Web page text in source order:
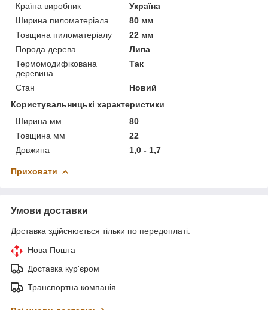
Країна виробник
Україна
Ширина пиломатеріала
80 мм
Товщина пиломатеріалу
22 мм
Порода дерева
Липа
Термомодифікована
деревина
Так
Стан
Новий
Користувальницькі характеристики
Ширина мм
80
Товщина мм
22
Довжина
1,0 - 1,7
Приховати
Умови доставки
Доставка здійснюється тільки по передоплаті.
Нова Пошта
Доставка кур'єром
Транспортна компанія